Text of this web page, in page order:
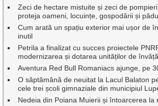
Zeci de hectare mistuite și zeci de
proteja oameni, locuințe, gospodării și
Cum arată un spațiu exterior mai ușor de
inutil
Petrila a finalizat cu succes proiectele
modernizarea și dotarea unităților de
Aventura Red Bull Romaniacs ajunge, pe
O săptămână de neuitat la Lacul Balaton
cele trei școli gimnaziale din municipiul
Nedeia din Poiana Muierii și întoarcerea la